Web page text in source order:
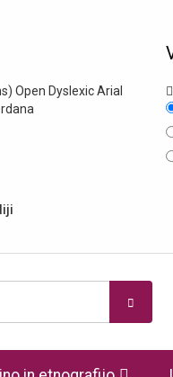
Open DyslexicArial